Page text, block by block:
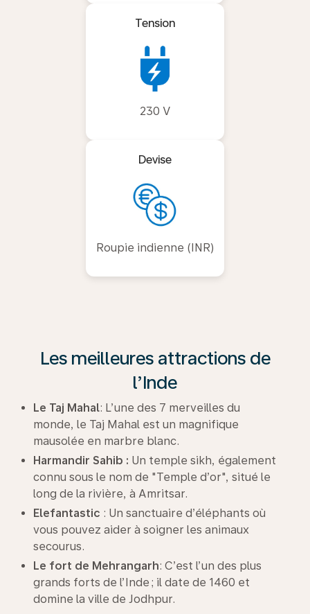
Tension
230 V
Devise
Roupie indienne (INR)
Les meilleures attractions de
l’Inde
Le Taj Mahal: L’une des 7 merveilles du
monde, le Taj Mahal est un magnifique
mausolée en marbre blanc.
Harmandir Sahib : Un temple sikh, également
connu sous le nom de "Temple d’or", situé le
long de la rivière, à Amritsar.
Elefantastic : Un sanctuaire d’éléphants où
vous pouvez aider à soigner les animaux
secourus.
Le fort de Mehrangarh: C’est l’un des plus
grands forts de l’Inde ; il date de 1460 et
domine la ville de Jodhpur.